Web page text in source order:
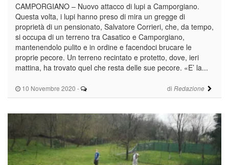
10 Novembre 2020 - di Redazione
CAMPORGIANO – Nuovo attacco di lupi a Camporgiano.
Questa volta, i lupi hanno preso di mira un gregge di
proprietà di un pensionato, Salvatore Corrieri, che, da tempo,
si occupa di un terreno tra Casatico e Camporgiano,
mantenendolo pulito e in ordine e facendoci brucare le
proprie pecore. Un terreno recintato e protetto, dove, ieri
mattina, ha trovato quel che resta delle sue pecore. «E’ la...